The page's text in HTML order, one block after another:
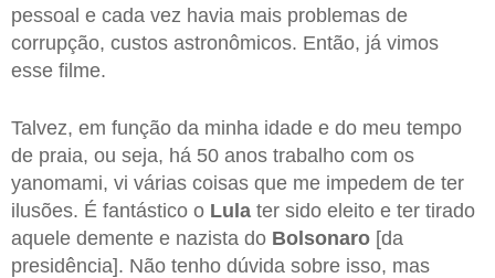
pessoal e cada vez havia mais problemas de
corrupção, custos astronômicos. Então, já vimos
esse filme.
Talvez, em função da minha idade e do meu tempo
de praia, ou seja, há 50 anos trabalho com os
yanomami, vi várias coisas que me impedem de ter
ilusões. É fantástico o Lula ter sido eleito e ter tirado
aquele demente e nazista do Bolsonaro [da
presidência]. Não tenho dúvida sobre isso, mas